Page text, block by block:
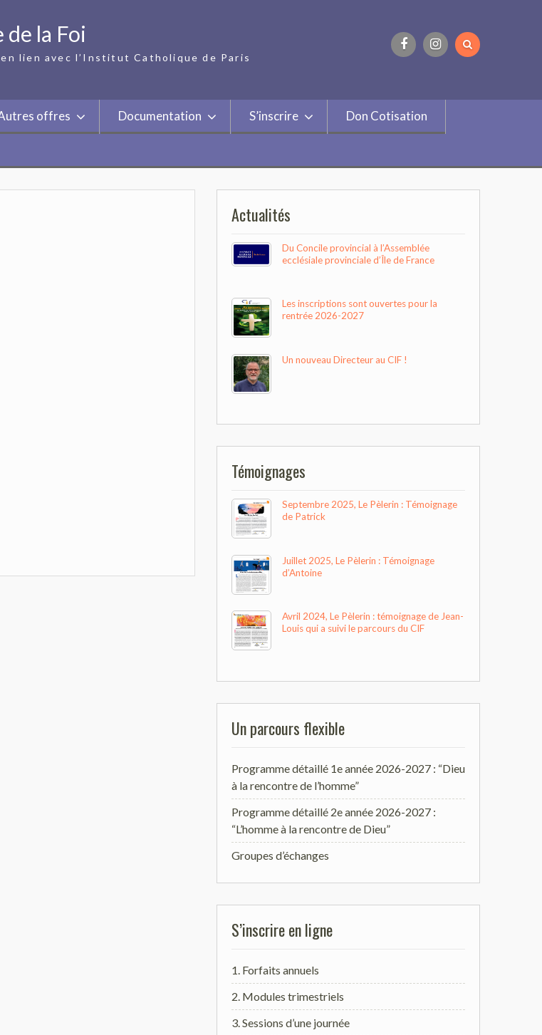
la Foi
lien avec l’Institut Catholique de Paris
offres Documentation S’inscrire Don Cotisation
Actualités
Du Concile provincial à l’Assemblée
ecclésiale provinciale d’Île de France
Les inscriptions sont ouvertes pour la
rentrée 2026-2027
Un nouveau Directeur au CIF !
Témoignages
Septembre 2025, Le Pèlerin : Témoignage
de Patrick
Juillet 2025, Le Pèlerin : Témoignage
d’Antoine
Avril 2024, Le Pèlerin : témoignage de Jean-
Louis qui a suivi le parcours du CIF
Un parcours flexible
Programme détaillé 1e année 2026-2027 : “Dieu
à la rencontre de l’homme”
Programme détaillé 2e année 2026-2027 :
“L’homme à la rencontre de Dieu”
Groupes d’échanges
S’inscrire en ligne
1. Forfaits annuels
2. Modules trimestriels
3. Sessions d’une journée